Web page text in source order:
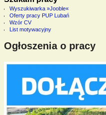
Wyszukiwarka »Jooble«
Oferty pracy PUP Lubań
Wzór CV
List motywacyjny
Ogłoszenia o pracy